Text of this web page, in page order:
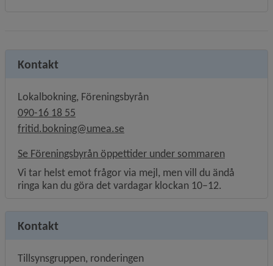
Kontakt
Lokalbokning, Föreningsbyrån
090-16 18 55
fritid.bokning@umea.se
Se Föreningsbyrån öppettider under sommaren
Vi tar helst emot frågor via mejl, men vill du ändå
ringa kan du göra det vardagar klockan 10–12.
Kontakt
Tillsynsgruppen, ronderingen